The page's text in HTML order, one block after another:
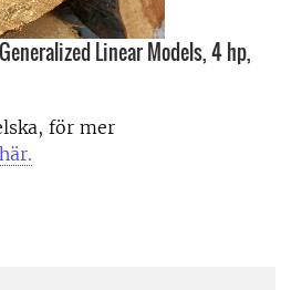
Linear Models, 4 hp,
för mer